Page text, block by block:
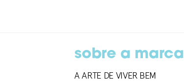
sobre a marca
A ARTE DE VIVER BEM